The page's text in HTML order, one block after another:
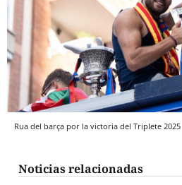
Rua del barça por la victoria del Triplete 2025
Noticias relacionadas